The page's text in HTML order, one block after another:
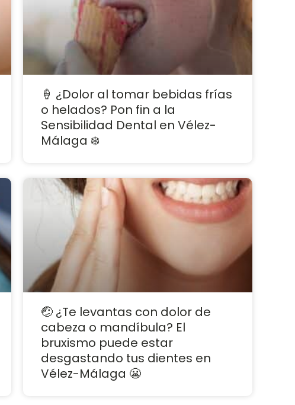
🍦 ¿Dolor al tomar bebidas frías
o helados? Pon fin a la
Sensibilidad Dental en Vélez-
Málaga ❄️
🤕 ¿Te levantas con dolor de
cabeza o mandíbula? El
bruxismo puede estar
desgastando tus dientes en
Vélez-Málaga 😬